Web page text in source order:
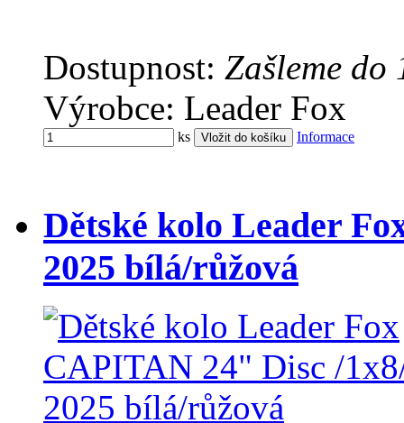
Dostupnost: Zašleme do
Výrobce: Leader Fox
ks Informace
Dětské kolo Leader
2025 bílá/růžová